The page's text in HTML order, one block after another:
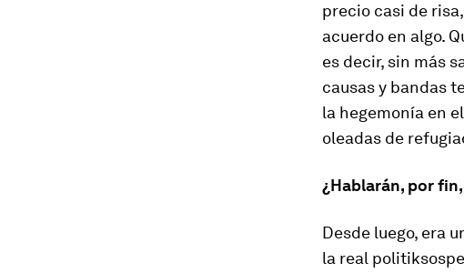
precio casi de
acuerdo en algo.
es decir, sin más
causas y bandas
la hegemonía en
oleadas de
¿Hablarán, por
Desde luego, era
la real politik